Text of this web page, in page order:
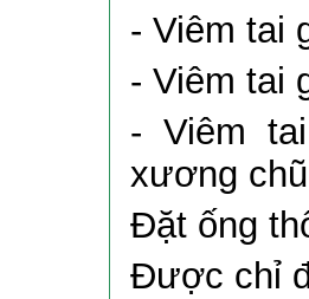
- Viêm tai
- Viêm tai
- Viêm
xương
Đặt ống
Được chỉ